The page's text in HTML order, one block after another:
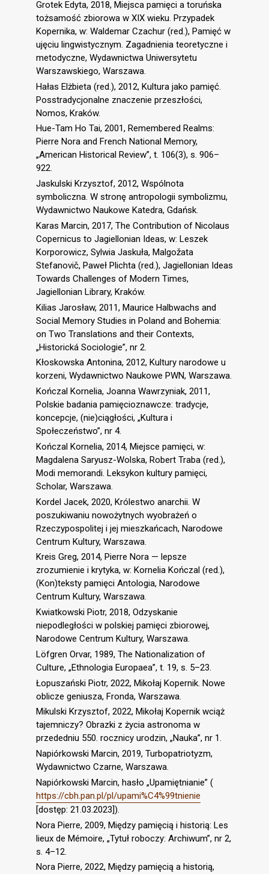
Grotek Edyta, 2018, Miejsca pamięci a toruńska
tożsamość zbiorowa w XIX wieku. Przypadek
Kopernika, w: Waldemar Czachur (red.), Pamięć w
ujęciu lingwistycznym. Zagadnienia teoretyczne i
metodyczne, Wydawnictwa Uniwersytetu
Warszawskiego, Warszawa.
Hałas Elżbieta (red.), 2012, Kultura jako pamięć.
Posstradycjonalne znaczenie przeszłości,
Nomos, Kraków.
Hue-Tam Ho Tai, 2001, Remembered Realms:
Pierre Nora and French National Memory,
„American Historical Review”, t. 106(3), s. 906–
922.
Jaskulski Krzysztof, 2012, Wspólnota
symboliczna. W stronę antropologii symbolizmu,
Wydawnictwo Naukowe Katedra, Gdańsk.
Karas Marcin, 2017, The Contribution of Nicolaus
Copernicus to Jagiellonian Ideas, w: Leszek
Korporowicz, Sylwia Jaskuła, Malgožata
Stefanovič, Paweł Plichta (red.), Jagiellonian Ideas
Towards Challenges of Modern Times,
Jagiellonian Library, Kraków.
Kilias Jarosław, 2011, Maurice Halbwachs and
Social Memory Studies in Poland and Bohemia:
on Two Translations and their Contexts,
„Historická Sociologie”, nr 2.
Kłoskowska Antonina, 2012, Kultury narodowe u
korzeni, Wydawnictwo Naukowe PWN, Warszawa.
Kończal Kornelia, Joanna Wawrzyniak, 2011,
Polskie badania pamięcioznawcze: tradycje,
koncepcje, (nie)ciągłości, „Kultura i
Społeczeństwo”, nr 4.
Kończal Kornelia, 2014, Miejsce pamięci, w:
Magdalena Saryusz-Wolska, Robert Traba (red.),
Modi memorandi. Leksykon kultury pamięci,
Scholar, Warszawa.
Kordel Jacek, 2020, Królestwo anarchii. W
poszukiwaniu nowożytnych wyobrażeń o
Rzeczypospolitej i jej mieszkańcach, Narodowe
Centrum Kultury, Warszawa.
Kreis Greg, 2014, Pierre Nora — lepsze
zrozumienie i krytyka, w: Kornelia Kończal (red.),
(Kon)teksty pamięci Antologia, Narodowe
Centrum Kultury, Warszawa.
Kwiatkowski Piotr, 2018, Odzyskanie
niepodległości w polskiej pamięci zbiorowej,
Narodowe Centrum Kultury, Warszawa.
Löfgren Orvar, 1989, The Nationalization of
Culture, „Ethnologia Europaea”, t. 19, s. 5–23.
Łopuszański Piotr, 2022, Mikołaj Kopernik. Nowe
oblicze geniusza, Fronda, Warszawa.
Mikulski Krzysztof, 2022, Mikołaj Kopernik wciąż
tajemniczy? Obrazki z życia astronoma w
przededniu 550. rocznicy urodzin, „Nauka”, nr 1.
Napiórkowski Marcin, 2019, Turbopatriotyzm,
Wydawnictwo Czarne, Warszawa.
Napiórkowski Marcin, hasło „Upamiętnianie” (
https://cbh.pan.pl/pl/upami%C4%99tnienie
[dostęp: 21.03.2023]).
Nora Pierre, 2009, Między pamięcią i historią: Les
lieux de Mémoire, „Tytuł roboczy: Archiwum”, nr 2,
s. 4–12.
Nora Pierre, 2022, Między pamięcią a historią,